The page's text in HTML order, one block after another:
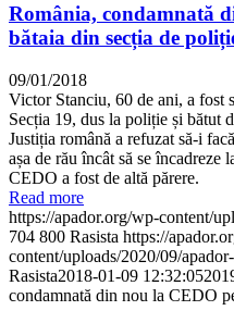
România, condamnată
bătaia din secția de
09/01/2018
Victor Stanciu, 60 de ani, a fost
Secția 19, dus la poliție și bătut
Justiția română a refuzat să-i
așa de rău încât să se încadreze
CEDO a fost de altă părere.
Read more
https://apador.org/wp-content/
704 800 Rasista https://
content/uploads/2020/09/
Rasista2018-01-09 12:32:05
condamnată din nou la CEDO